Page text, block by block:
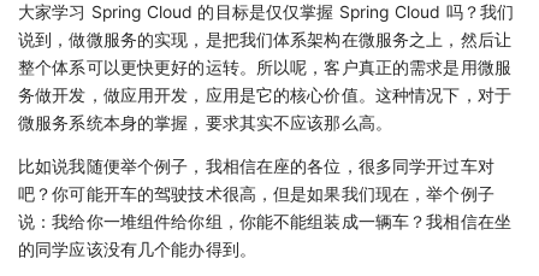
大家学习 Spring Cloud 的目标是仅仅掌握 Spring Cloud 吗？我们
说到，做微服务的实现，是把我们体系架构在微服务之上，然后让
整个体系可以更快更好的运转。所以呢，客户真正的需求是用微服
务做开发，做应用开发，应用是它的核心价值。这种情况下，对于
微服务系统本身的掌握，要求其实不应该那么高。
比如说我随便举个例子，我相信在座的各位，很多同学开过车对
吧？你可能开车的驾驶技术很高，但是如果我们现在，举个例子
说：我给你一堆组件给你组，你能不能组装成一辆车？我相信在坐
的同学应该没有几个能办得到。